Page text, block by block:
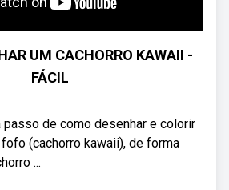
UM CACHORRO KAWAII -
FÁCIL
passo de como desenhar e colorir
(cachorro kawaii), de forma
...